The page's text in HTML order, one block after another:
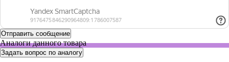
Аналоги данного товара
Задать вопрос по аналогу